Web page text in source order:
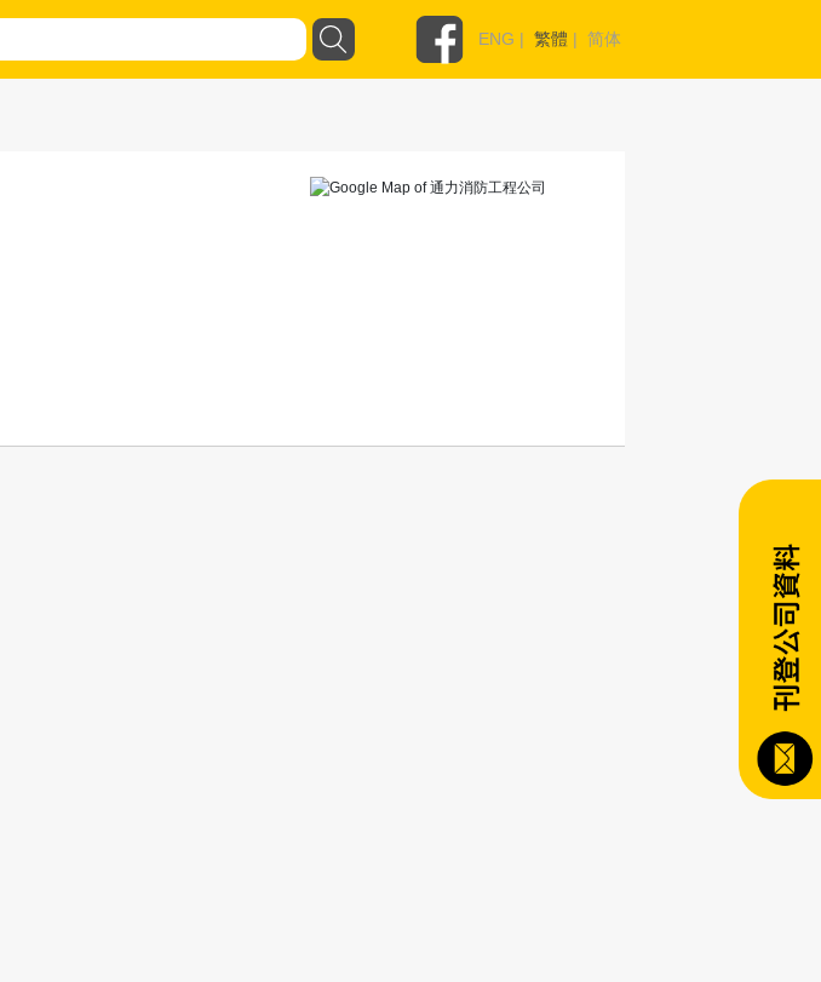
ENG | 繁體 | 简体